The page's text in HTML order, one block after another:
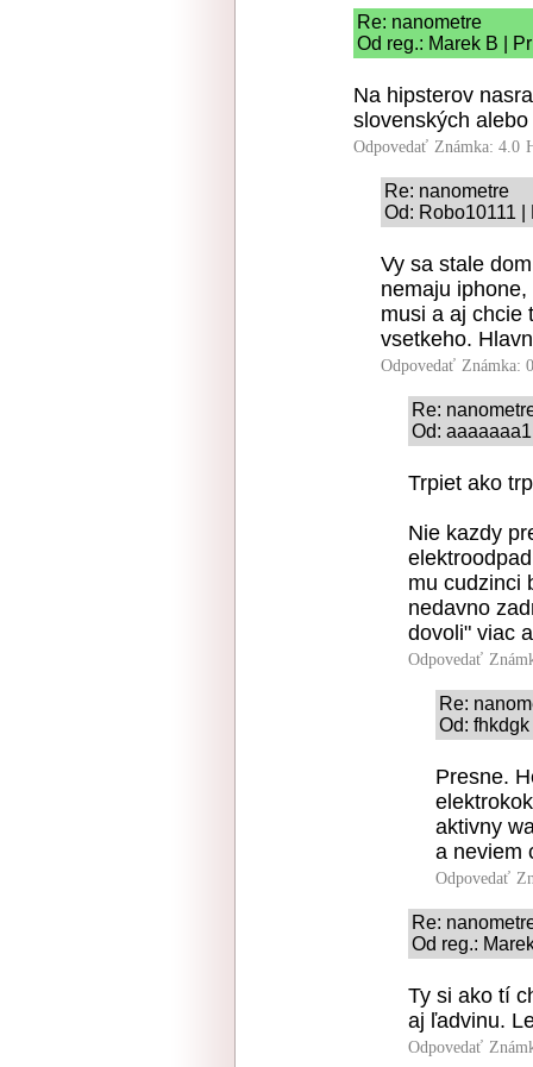
Re: nanometre
Od reg.: Marek B |
Na hipsterov
slovenských
Odpovedať Známka: 4.0
Re: nanometre
Od: Robo10111
Vy sa stale
nemaju
musi a aj chcie
vsetkeho.
Odpovedať Známka:
Re:
Od:
Trpiet ako
Nie kazdy
mu cudzinci
nedavno
dovoli" viac
Odpovedať
Re:
Od:
Presne.
aktivny
a neviem
Odpovedať
Re:
Od reg.:
Ty si ako tí
aj ľadvinu.
Odpovedať